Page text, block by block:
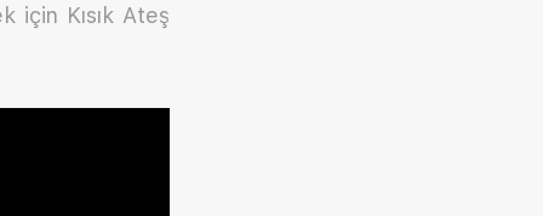
için Kısık Ateş